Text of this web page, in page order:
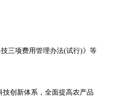
三项费用管理办法(试行)》等
创新体系，全面提高农产品